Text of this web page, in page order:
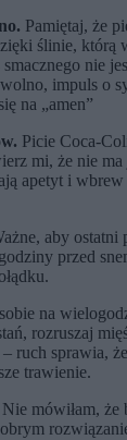
Pamiętaj, że
ślinie, którą
nie
impuls o
na „amen”
Picie Coca-
mi, że nie
apetyt i
aby ostatni
przed
na
rozruszaj
ruch sprawia,
trawienie.
Nie mówiłam, że